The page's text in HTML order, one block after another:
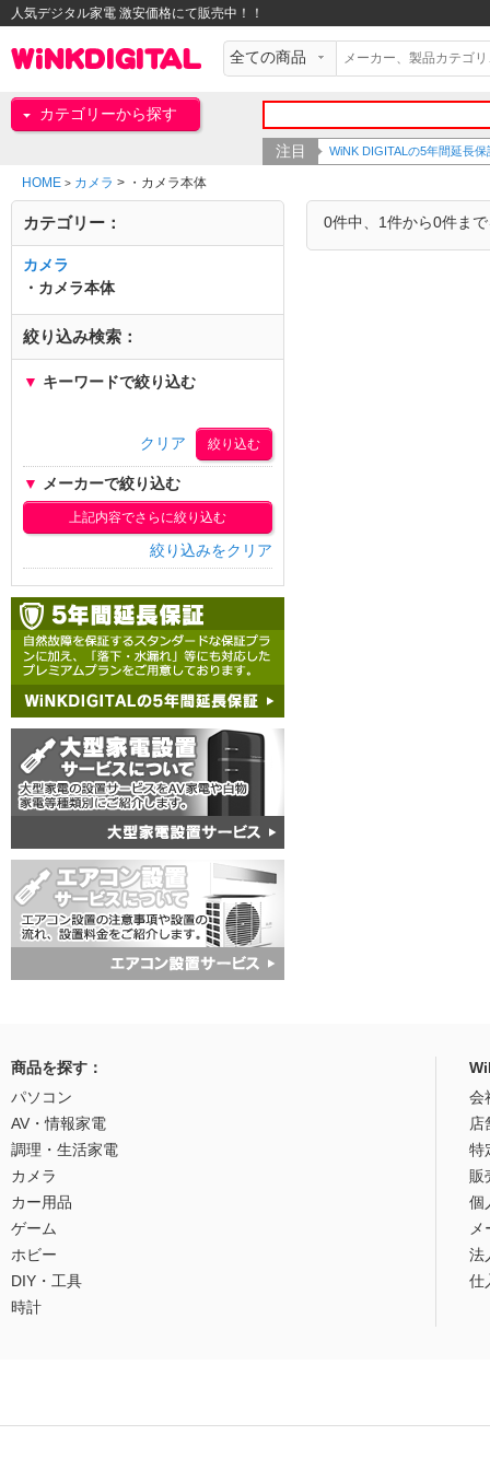
人気デジタル家電 激安価格にて販売中！！
カテゴリーから探す
注目 WiNK DIGITALの5年間延長
HOME > カメラ > ・カメラ本体
0件中、1件から0件ま
カテゴリー：
カメラ
・カメラ本体
絞り込み検索：
▼ キーワードで絞り込む
クリア
▼ メーカーで絞り込む
上記内容でさらに絞り込む
絞り込みをクリア
商品を探す：
パソコン
AV・情報家電
調理・生活家電
カメラ
カー用品
ゲーム
ホビー
DIY・工具
時計
会
店
特
販
個
メ
法
仕